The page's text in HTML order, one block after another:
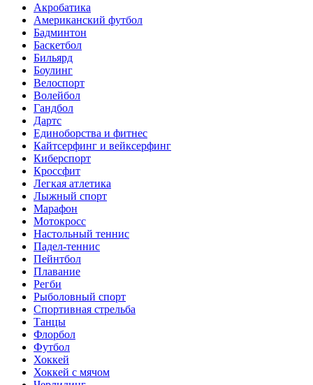
Акробатика
Американский футбол
Бадминтон
Баскетбол
Бильярд
Боулинг
Велоспорт
Волейбол
Гандбол
Дартс
Единоборства и фитнес
Кайтсерфинг и вейксерфинг
Киберспорт
Кроссфит
Легкая атлетика
Лыжный спорт
Марафон
Мотокросс
Настольный теннис
Падел-теннис
Пейнтбол
Плавание
Регби
Рыболовный спорт
Спортивная стрельба
Танцы
Флорбол
Футбол
Хоккей
Хоккей с мячом